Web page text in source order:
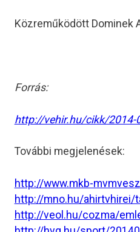
Közreműködött Dominek
Forrás:
http://vehir.hu/cikk/2014-
További megjelenések:
http://www.mkb-
http://mno.hu/ahirtvhirei/
http://veol.hu/cozma/